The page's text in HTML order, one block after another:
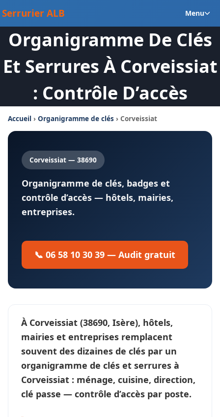
au
contenu
Serrurier ALB Menu
Organigramme De Clés
Et Serrures À Corveissiat
: Contrôle D’accès
Accueil › Organigramme de clés › Corveissiat
Corveissiat — 38690
Organigramme de clés, badges et
contrôle d’accès — hôtels, mairies,
entreprises.
📞 06 58 10 30 39 — Audit gratuit
À Corveissiat (38690, Isère), hôtels,
mairies et entreprises remplacent
souvent des dizaines de clés par un
organigramme de clés et serrures à
Corveissiat : ménage, cuisine, direction,
clé passe — contrôle d’accès par poste.